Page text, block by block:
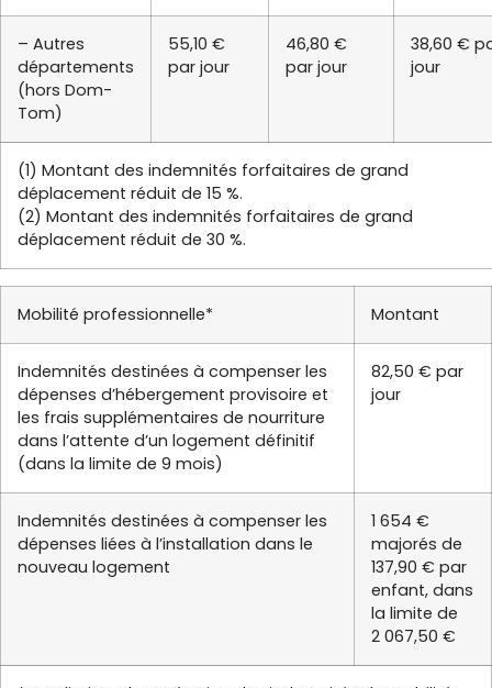
– Autres
départements
(hors Dom-
Tom)
55,10 €
par jour
46,80 €
par jour
38,60 €
jour
(1) Montant des indemnités forfaitaires de grand
déplacement réduit de 15 %.
(2) Montant des indemnités forfaitaires de grand
déplacement réduit de 30 %.
Mobilité professionnelle* Montant
Indemnités destinées à compenser les
dépenses d’hébergement provisoire et
les frais supplémentaires de nourriture
dans l’attente d’un logement définitif
(dans la limite de 9 mois)
82,50 € par
jour
Indemnités destinées à compenser les
dépenses liées à l’installation dans le
nouveau logement
1 654 €
majorés de
137,90 € par
enfant, dans
la limite de
2 067,50 €